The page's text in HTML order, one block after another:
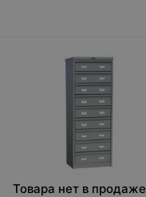
Товара нет в продаже